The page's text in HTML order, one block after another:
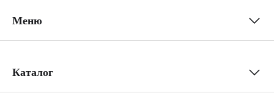
Меню
Каталог